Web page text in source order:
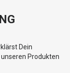
Dein
Produkten